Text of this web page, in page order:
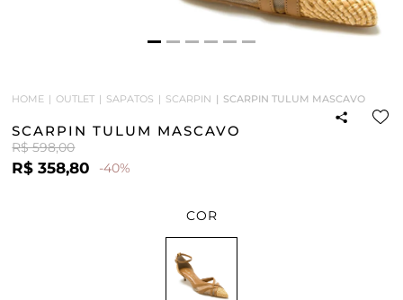
HOME OUTLET SAPATOS SCARPIN SCARPIN TULUM MASCAVO
SCARPIN TULUM MASCAVO
R$ 598,00
R$ 358,80 -40%
COR